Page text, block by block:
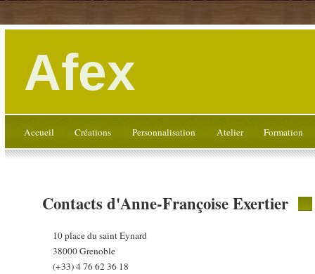
Afex
Accueil Créations Personnalisation Atelier Formation
Contacts d'Anne-Françoise Exertier
10 place du saint Eynard
38000 Grenoble
(+33) 4 76 62 36 18